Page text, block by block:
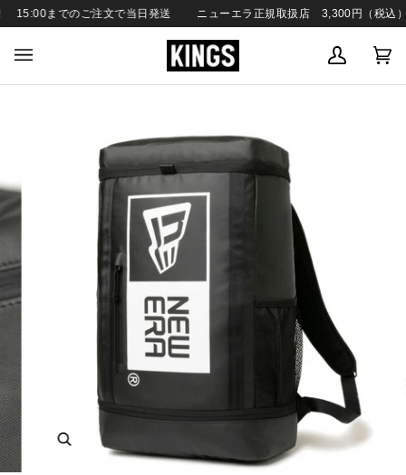
SKIP
TO
までのご注文で当日発送 ニューエラ正規取扱店 3,300円（税込）
Zoom